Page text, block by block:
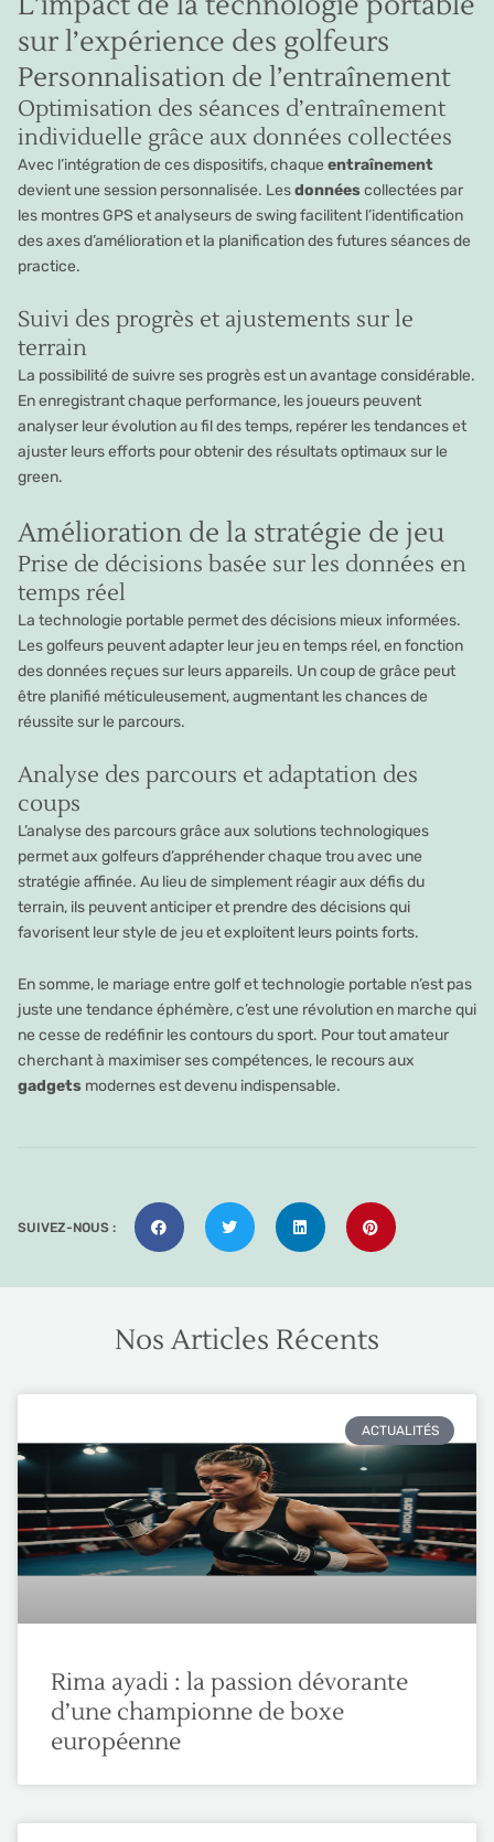
sur l’expérience des golfeurs
Personnalisation de l’entraînement
Optimisation des séances d’entraînement
individuelle grâce aux données collectées
Avec l’intégration de ces dispositifs, chaque entraînement
devient une session personnalisée. Lesdonnéescollectées par
les montres GPS et analyseurs de swing facilitent l’identification
des axes d’amélioration et la planification des futures séances de
practice.
Suivi des progrès et ajustements sur le
terrain
La possibilité de suivre ses progrès est un avantage considérable.
En enregistrant chaque performance, les joueurs peuvent
analyser leur évolution au fil des temps, repérer les tendances et
ajuster leurs efforts pour obtenir des résultats optimaux sur le
green.
Amélioration de la stratégie de jeu
Prise de décisions basée sur les données en
temps réel
La technologie portable permet des décisions mieux informées.
Les golfeurs peuvent adapter leur jeu en temps réel, en fonction
des données reçues sur leurs appareils. Un coup de grâce peut
être planifié méticuleusement, augmentant les chances de
réussite sur le parcours.
Analyse des parcours et adaptation des
coups
L’analyse des parcours grâce aux solutions technologiques
permet aux golfeurs d’appréhender chaque trou avec une
stratégie affinée. Au lieu de simplement réagir aux défis du
terrain, ils peuvent anticiper et prendre des décisions qui
favorisent leur style de jeu et exploitent leurs points forts.
En somme, le mariage entre golf et technologie portable n’est pas
juste une tendance éphémère, c’est une révolution en marche qui
ne cesse de redéfinir les contours du sport. Pour tout amateur
cherchant à maximiser ses compétences, le recours aux
gadgets modernes est devenu indispensable.
SUIVEZ-NOUS :
Nos Articles Récents
ACTUALITÉS
Rima ayadi : la passion dévorante
d’une championne de boxe
européenne